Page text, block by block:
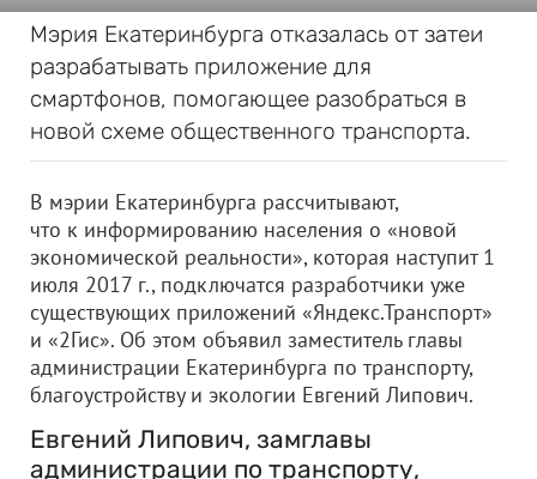
Мэрия Екатеринбурга отказалась от затеи
разрабатывать приложение для
смартфонов, помогающее разобраться в
новой схеме общественного транспорта.
В мэрии Екатеринбурга рассчитывают,
что к информированию населения о «новой
экономической реальности», которая наступит 1
июля 2017 г., подключатся разработчики уже
существующих приложений «Яндекс.Транспорт»
и «2Гис». Об этом объявил заместитель главы
администрации Екатеринбурга по транспорту,
благоустройству и экологии Евгений Липович.
Евгений Липович, замглавы
администрации по транспорту,